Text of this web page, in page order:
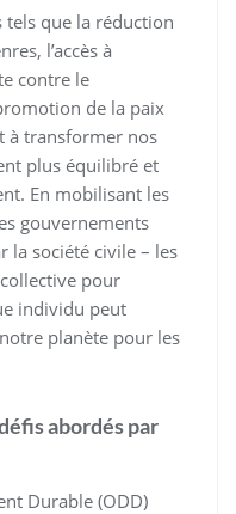
tels que la réduction
l’accès à
contre le
de la paix
à transformer nos
plus équilibré et
En mobilisant les
gouvernements
la société civile – les
pour
individu peut
planète pour les
abordés par
Durable (ODD)